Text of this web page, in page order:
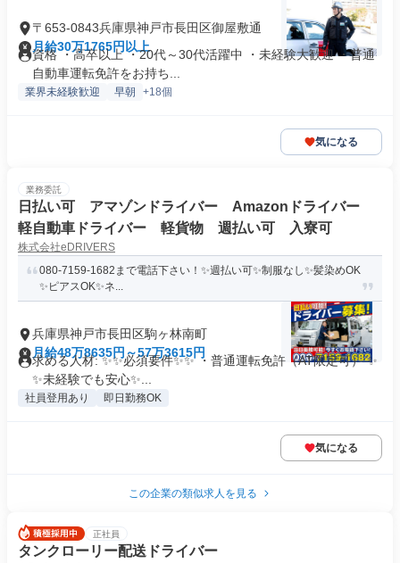
〒653-0843兵庫県神戸市長田区御屋敷通
月給30万1765円以上
資格 ・高卒以上 ・20代～30代活躍中 ・未経験大歓迎 ・普通
自動車運転免許をお持ち...
業界未経験歓迎 早朝 +18個
気になる
業務委託
日払い可 アマゾンドライバー Amazonドライバー
軽自動車ドライバー 軽貨物 週払い可 入寮可
株式会社eDRIVERS
080-7159-1682まで電話下さい！✨週払い可✨制服なし✨髪染めOK
✨ピアスOK✨ネ...
兵庫県神戸市長田区駒ヶ林南町
月給48万8635円～57万3615円
求める人材: ✨✨必須要件✨✨ ・普通運転免許（AT限定可） ✨
✨未経験でも安心✨...
社員登用あり 即日勤務OK
気になる
この企業の類似求人を見る
正社員
タンクローリー配送ドライバー